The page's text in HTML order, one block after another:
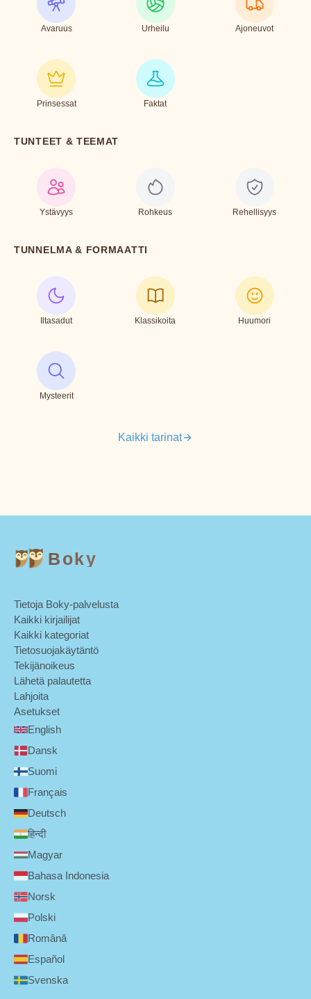
Avaruus Urheilu Ajoneuvot
Prinsessat Faktat
TUNTEET & TEEMAT
Ystävyys Rohkeus Rehellisyys
TUNNELMA & FORMAATTI
Iltasadut Klassikoita Huumori
Mysteerit
Kaikki tarinat
Boky
Tietoja Boky-palvelusta
Kaikki kirjailijat
Kaikki kategoriat
Tietosuojakäytäntö
Tekijänoikeus
Lähetä palautetta
Lahjoita
Asetukset
English
Dansk
Suomi
Français
Deutsch
हिन्दी
Magyar
Bahasa Indonesia
Norsk
Polski
Română
Español
Svenska